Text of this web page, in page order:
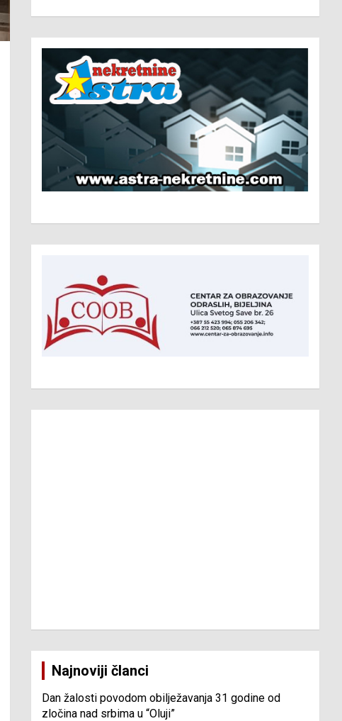
Najnoviji članci
Dan žalosti povodom obilježavanja 31 godine od
zločina nad srbima u “Oluji”